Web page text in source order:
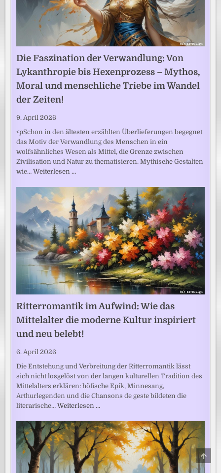
Die Faszination der Verwandlung: Von
Lykanthropie bis Hexenprozess – Mythos,
Moral und menschliche Triebe im Wandel
der Zeiten!
9. April 2026
<pSchon in den ältesten erzählten Überlieferungen begegnet
das Motiv der Verwandlung des Menschen in ein
wolfsähnliches Wesen als Mittel, die Grenze zwischen
Zivilisation und Natur zu thematisieren. Mythische Gestalten
wie…Weiterlesen …
Ritterromantik im Aufwind: Wie das
Mittelalter die moderne Kultur inspiriert
und neu belebt!
6. April 2026
Die Entstehung und Verbreitung der Ritterromantik lässt
sich nicht losgelöst von der langen kulturellen Tradition des
Mittelalters erklären: höfische Epik, Minnesang,
Arthurlegenden und die Chansons de geste bildeten die
literarische…Weiterlesen …
TO